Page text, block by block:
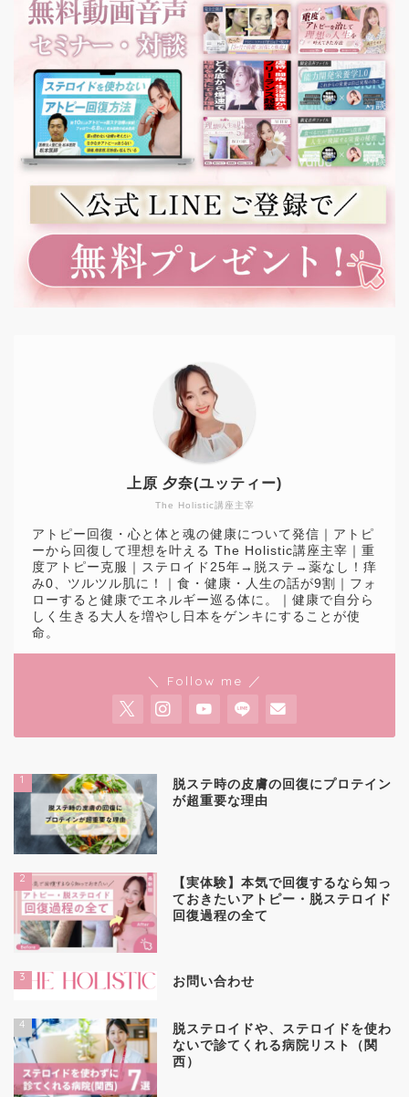
The Holistic講座主宰
上原 夕奈(ユッティー)
アトピー回復・心と体と魂の健康について発信｜アトピ
ーから回復して理想を叶える The Holistic講座主宰｜重
度アトピー克服｜ステロイド25年→脱ステ→薬なし！痒
み0、ツルツル肌に！｜食・健康・人生の話が9割｜フォ
ローすると健康でエネルギー巡る体に。｜健康で自分ら
しく生きる大人を増やし日本をゲンキにすることが使
命。
＼ Follow me ／
1
脱ステ時の皮膚の回復にプロテイン
が超重要な理由
2
【実体験】本気で回復するなら知っ
ておきたいアトピー・脱ステロイド
回復過程の全て
3 お問い合わせ
4
脱ステロイドや、ステロイドを使わ
ないで診てくれる病院リスト（関
西）